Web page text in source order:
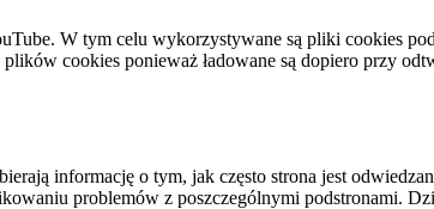
W tym celu wykorzystywane są pliki cookies
cookies ponieważ ładowane są dopiero przy
informację o tym, jak często strona jest
problemów z poszczególnymi podstronami.